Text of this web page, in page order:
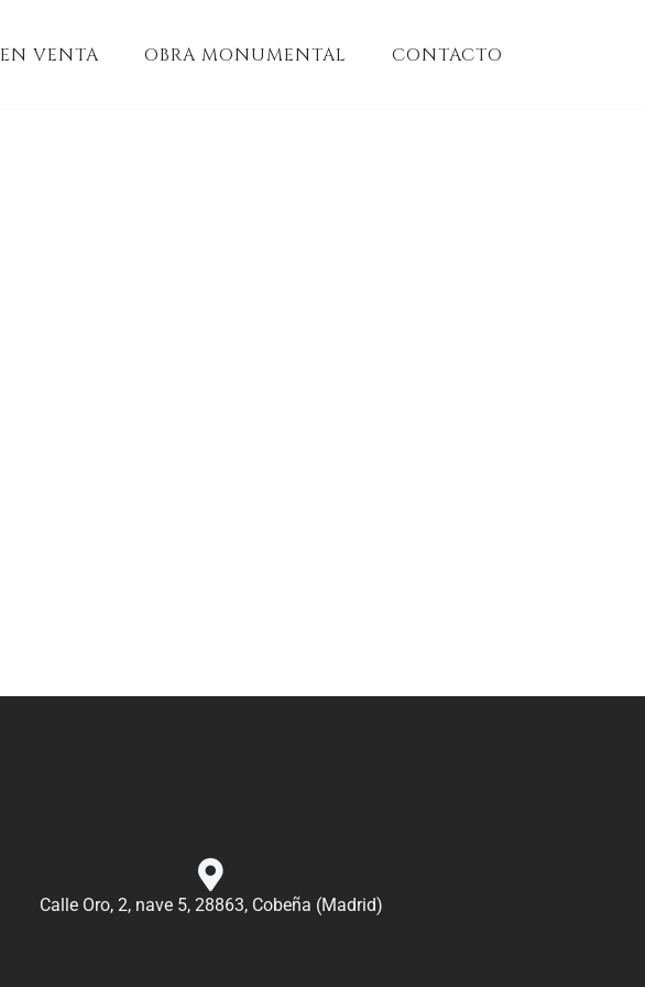
EN VENTA OBRA MONUMENTAL CONTACTO
Calle Oro, 2, nave 5, 28863, Cobeña (Madrid)